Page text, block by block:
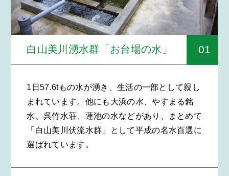
白山美川湧水群「お台場の水」 01
1日57.6tもの水が湧き、生活の一部として親し
まれています。他にも大浜の水、やすまる銘
水、呉竹水荘、蓮池の水などがあり、まとめて
「白山美川伏流水群」として平成の名水百選に
選ばれています。